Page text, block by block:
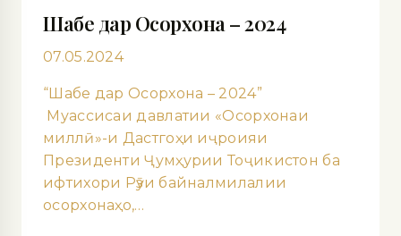
Шабе дар Осорхона – 2024
07.05.2024
“Шабе дар Осорхона – 2024”
Муассисаи давлатии «Осорхонаи
миллӣ»-и Дастгоҳи иҷроияи
Президенти Ҷумҳурии Тоҷикистон ба
ифтихори Рӯзи байналмилалии
осорхонаҳо,…